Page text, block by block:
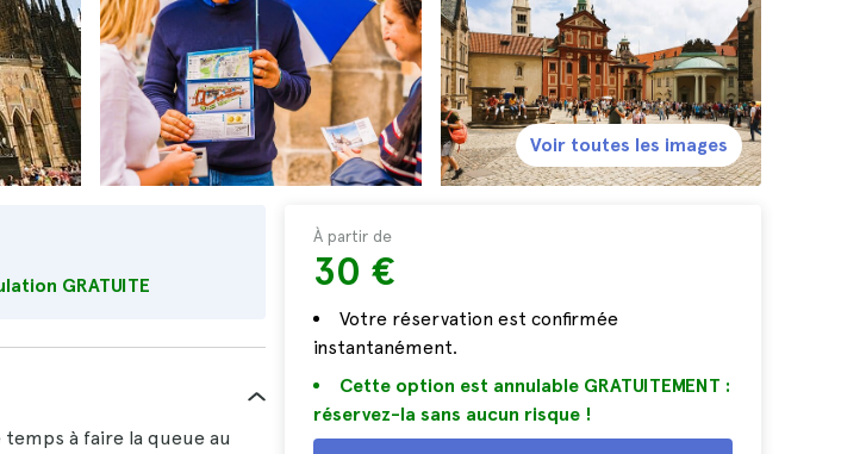
GRATUITE
À partir de
30 €
Votre réservation est confirmée
instantanément.
Cette option est annulable GRATUITEMENT :
réservez-la sans aucun risque !
Voir toutes les images
à faire la queue au